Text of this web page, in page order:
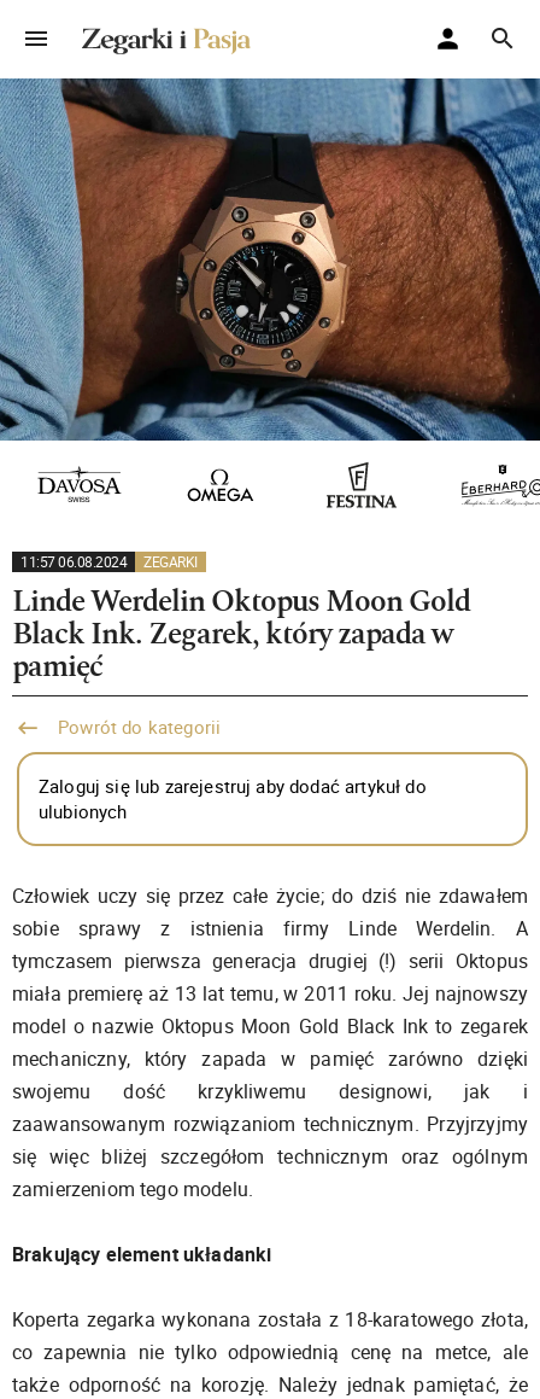
11:57 06.08.2024 ZEGARKI
Linde Werdelin Oktopus Moon Gold
Black Ink. Zegarek, który zapada w
pamięć
Powrót do kategorii
Zaloguj się lub zarejestruj aby dodać artykuł do
ulubionych
Człowiek uczy się przez całe życie; do dziś nie zdawałem
sobie sprawy z istnienia firmy Linde Werdelin. A
tymczasem pierwsza generacja drugiej (!) serii Oktopus
miała premierę aż 13 lat temu, w 2011 roku. Jej najnowszy
model o nazwie Oktopus Moon Gold Black Ink to zegarek
mechaniczny, który zapada w pamięć zarówno dzięki
swojemu dość krzykliwemu designowi, jak i
zaawansowanym rozwiązaniom technicznym. Przyjrzyjmy
się więc bliżej szczegółom technicznym oraz ogólnym
zamierzeniom tego modelu.
Brakujący element układanki
Koperta zegarka wykonana została z 18-karatowego złota,
co zapewnia nie tylko odpowiednią cenę na metce, ale
także odporność na korozję. Należy jednak pamiętać, że